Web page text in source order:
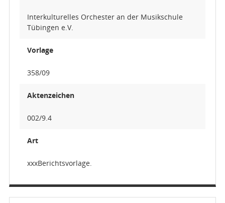
Interkulturelles Orchester an der Musikschule
Tübingen e.V.
Vorlage
358/09
Aktenzeichen
002/9.4
Art
xxxBerichtsvorlage.